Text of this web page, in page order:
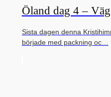
Öland dag 4 –
Sista dagen denna
började med packning oc…